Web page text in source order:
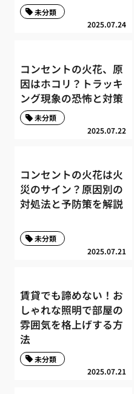
2025.07.24
未分類
コンセントの火花、原
因はホコリ？トラッキ
ング現象の恐怖と対策
2025.07.22
未分類
コンセントの火花は火
災のサイン？原因別の
対処法と予防策を解説
2025.07.21
未分類
賃貸でも諦めない！お
しゃれな照明で部屋の
雰囲気を格上げする方
法
2025.07.21
未分類